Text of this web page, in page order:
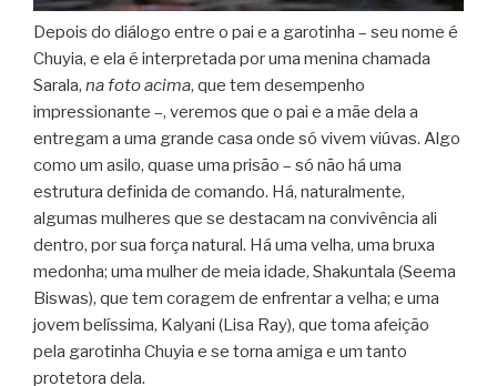
Depois do diálogo entre o pai e a garotinha – seu nome é
Chuyia, e ela é interpretada por uma menina chamada
Sarala, na foto acima, que tem desempenho
impressionante –, veremos que o pai e a mãe dela a
entregam a uma grande casa onde só vivem viúvas. Algo
como um asilo, quase uma prisão – só não há uma
estrutura definida de comando. Há, naturalmente,
algumas mulheres que se destacam na convivência ali
dentro, por sua força natural. Há uma velha, uma bruxa
medonha; uma mulher de meia idade, Shakuntala (Seema
Biswas), que tem coragem de enfrentar a velha; e uma
jovem belíssima, Kalyani (Lisa Ray), que toma afeição
pela garotinha Chuyia e se torna amiga e um tanto
protetora dela.